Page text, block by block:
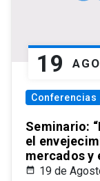
19 AGO
Conferencias
Seminario:
el
mercados y
19 de